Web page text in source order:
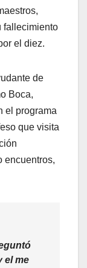
fallecimiento
el diez.
de
Boca,
el programa
que visita
encuentros,
el me